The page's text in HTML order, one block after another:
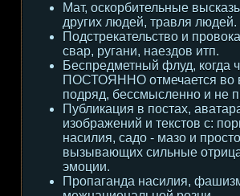
Мат, оскорбительные
других людей, травля людей.
Подстрекательство и
свар, ругани, наездов итп.
Беспредметный флуд, когда
ПОСТОЯННО отмечается во
подряд, бессмысленно и не
Публикация в постах,
изображений и текстов с:
насилия, садо - мазо и
вызывающих сильные
эмоции.
Пропаганда насилия,